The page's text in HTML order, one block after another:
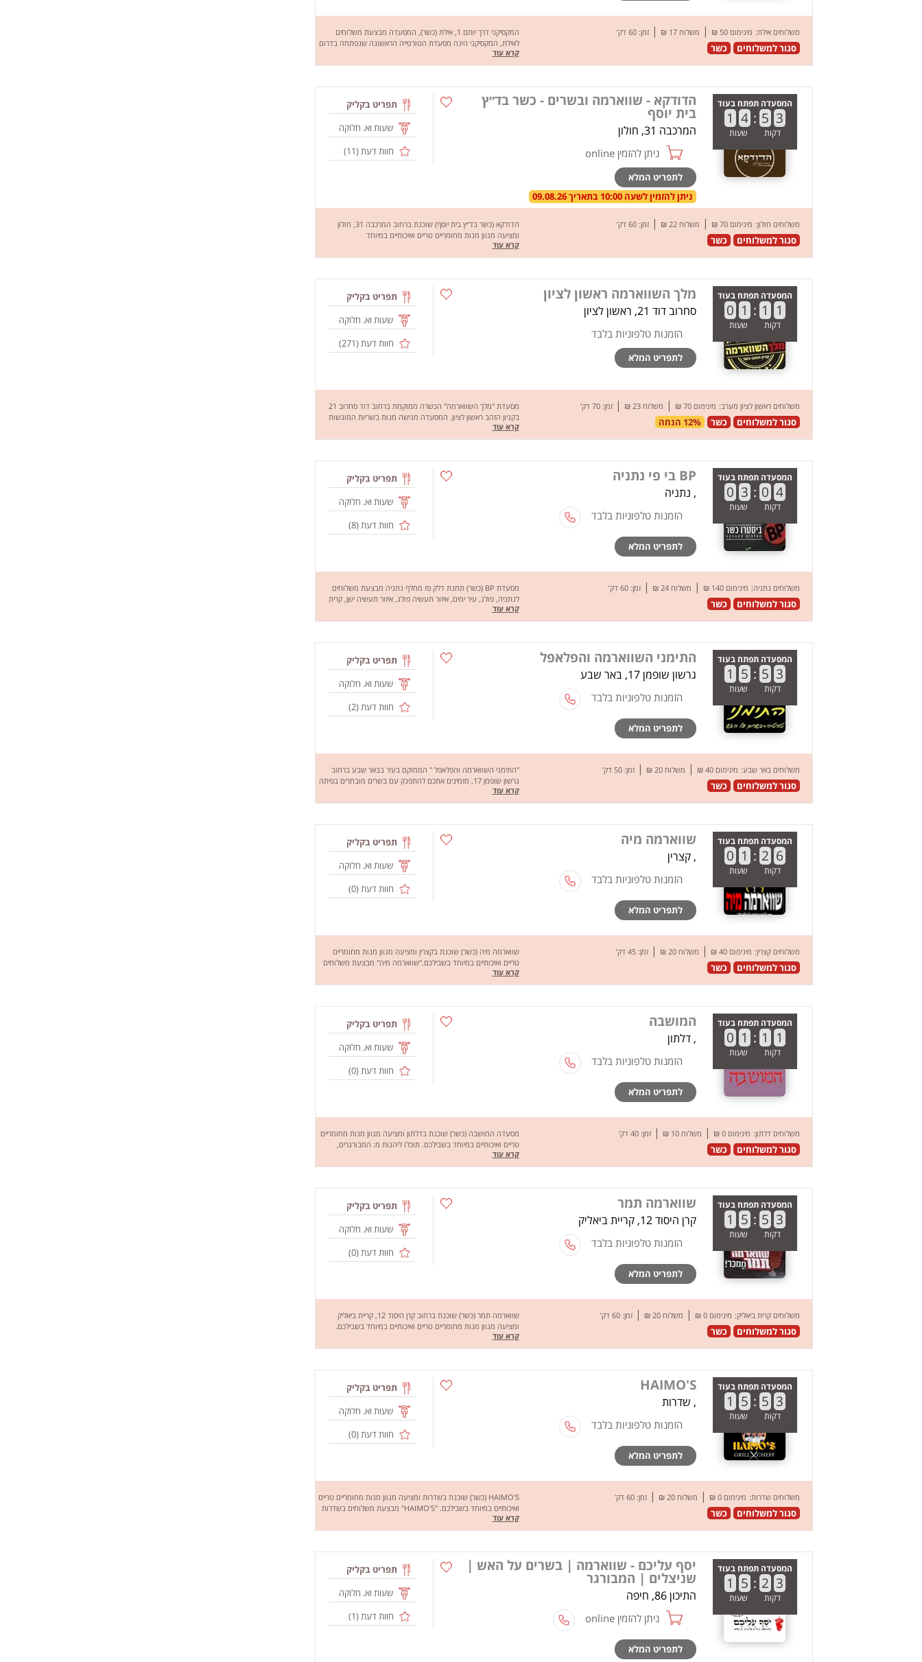
משלוחים אילת: מינימום 50 ₪ | משלוח 17 ₪ | זמן: 60 דק’
סגור למשלוחים כשר
המקסיקני דרך יותם 1, אילת (כשר), המסעדה מבצעת משלוחים
לאילת, המקסיקני הינה מסעדת הטורטייה הראשונה שנפתחה בדרום
והראשונה המקורית שנפתחה בארץ אשר באמת שמה דגש על
האוטנטיות של האוכל המקסיקני וצורת ההגשה החמה והמהירה.
קרא עוד
המסעדה תפתח בעוד
1 4 : 5 3
דקות שעות
הדודקא - שווארמה ובשרים - כשר בד״ץ
בית יוסף
המרכבה 31, חולון
ניתן להזמין online
לתפריט המלא
ניתן להזמין לשעה 10:00 בתאריך 09.08.26
תפריט בקליק
שעות וא. חלוקה
חוות דעת (11
)
משלוחים חולון: מינימום 70 ₪ | משלוח 22 ₪ | זמן: 60 דק’
סגור למשלוחים כשר
הדודקא (כשר בד״ץ בית יוסף) שוכנת ברחוב המרכבה 31, חולון
ומציעה מגוון מנות מחומריים טריים ואיכותיים במיוחד
בשבילכם."הדודקה" מבצעת משלוחים בחולון והסביבה. מחכים לכם
לחוויה מהנה, שיהיה בתאבון!
קרא עוד
המסעדה תפתח בעוד
0 1 : 1 1
דקות שעות
מלך השווארמה ראשון לציון
סחרוב דוד 21, ראשון לציון
הזמנות טלפוניות בלבד
לתפריט המלא
תפריט בקליק
שעות וא. חלוקה
חוות דעת (271
)
משלוחים ראשון לציון מערב: מינימום 70 ₪ | משלוח 23 ₪ | זמן: 70 דק’
סגור למשלוחים כשר 12% הנחה
מסעדת "מלך השווארמה" הכשרה ממוקמת ברחוב דוד סחרוב 21
בקניון הזהב ראשון לציון. המסעדה מגישה מנות בשריות המוגשות
בפיתה, לאפה, באגט או בחמגשית לפי בחירה כמו: שווארמה,
שווארמה כבש, שניצל, קבב, פרגיות ועוד... בנוסף, גם הצמחוניים
מציעה גם עסקיות וקומבינציות משתלמות. שיהיה בתיאבון!
קרא עוד
המסעדה תפתח בעוד
0 3 : 0 4
דקות שעות
BP בי פי נתניה
, נתניה
הזמנות טלפוניות בלבד
לתפריט המלא
תפריט בקליק
שעות וא. חלוקה
חוות דעת (8
)
משלוחים נתניה: מינימום 140 ₪ | משלוח 24 ₪ | זמן: 60 דק’
סגור למשלוחים כשר
מסעדת BP (כשר) תחנת דלק פז מחלף נתניה מבצעת משלוחים
לנתניה, פולג, עיר ימים, איזור תעשיה פולג, איזור תעשיה ישן, קרית
השרון המסעדה מציעה מגוון מנות טעימות כמו אסאדו, שווארמה,
כריכים והמבורגרים מבשר איכותי וטרי, מחכים לכם לחוויה מהנה
קרא עוד
המסעדה תפתח בעוד
1 5 : 5 3
דקות שעות
התימני השווארמה והפלאפל
גרשון שופמן 17, באר שבע
הזמנות טלפוניות בלבד
לתפריט המלא
תפריט בקליק
שעות וא. חלוקה
חוות דעת (2
)
משלוחים באר שבע: מינימום 40 ₪ | משלוח 20 ₪ | זמן: 50 דק’
סגור למשלוחים כשר
"התימני השווארמה והפלאפל " הממוקם בעיר בבאר שבע ברחוב
גרשון שופמן 17, מזמינים אתכם להתפנק עם בשרים מובחרים בפיתה
או בבגט כגון: פרגיות בפיתה, פלאפל בפיתה, חזה עוף בבגט, טונה
בבאגט, קבב בפיתה, המבורגר בגדלים של 100 גר', 200 גר', 300 גר'
למה אתם מחכים? שיהיה בתיאבון!
קרא עוד
המסעדה תפתח בעוד
0 1 : 2 6
דקות שעות
שווארמה מיה
, קצרין
הזמנות טלפוניות בלבד
לתפריט המלא
תפריט בקליק
שעות וא. חלוקה
חוות דעת (0
)
משלוחים קצרין: מינימום 40 ₪ | משלוח 20 ₪ | זמן: 45 דק’
סגור למשלוחים כשר
שווארמה מיה (כשר) שוכנת בקצרין ומציעה מגוון מנות מחומריים
טריים ואיכותיים במיוחד בשבילכם."שווארמה מיה" מבצעת משלוחים
בקצרין והסביבה. מחכים לכם לחוויה מהנה, שיהיה בתאבון!
קרא עוד
המסעדה תפתח בעוד
0 1 : 1 1
דקות שעות
המושבה
, דלתון
הזמנות טלפוניות בלבד
לתפריט המלא
תפריט בקליק
שעות וא. חלוקה
חוות דעת (0
)
משלוחים דלתון: מינימום 0 ₪ | משלוח 10 ₪ | זמן: 40 דק’
סגור למשלוחים כשר
מסעדה המושבה (כשר) שוכנת בדלתון ומציעה מגוון מנות מחומריים
טריים ואיכותיים במיוחד בשבילכם. תוכלו ליהנות מ: המבורגרים,
שניצלים, בוריקה, סלטים, פלאפל ועוד. וכדי שתוכלו ליהנות ממגוון
המנות הטעימות "המושבה" מבצעת משלוחים בדלתון. מחכים לכם
קרא עוד
המסעדה תפתח בעוד
1 5 : 5 3
דקות שעות
שווארמה תמר
קרן היסוד 12, קריית ביאליק
הזמנות טלפוניות בלבד
לתפריט המלא
תפריט בקליק
שעות וא. חלוקה
חוות דעת (0
)
משלוחים קרית ביאליק: מינימום 0 ₪ | משלוח 20 ₪ | זמן: 60 דק’
סגור למשלוחים כשר
שווארמה תמר (כשר) שוכנת ברחוב קרן היסוד 12, קריית ביאליק
ומציעה מגוון מנות מחומריים טריים ואיכותיים במיוחד בשבילכם.
"שווארמה תמר"מחרים הכי זולים מבצעת משלוחים בקריית ביאליק
והסביבה. מחכים לכם לחוויה מהנה, שיהיה בתאבון!
קרא עוד
המסעדה תפתח בעוד
1 5 : 5 3
דקות שעות
HAIMO'S
, שדרות
הזמנות טלפוניות בלבד
לתפריט המלא
תפריט בקליק
שעות וא. חלוקה
חוות דעת (0
)
משלוחים שדרות: מינימום 0 ₪ | משלוח 20 ₪ | זמן: 60 דק’
סגור למשלוחים כשר
HAIMO'S (כשר) שוכנת בשדרות ומציעה מגוון מנות מחומריים טריים
ואיכותיים במיוחד בשבילכם. "HAIMO'S" מבצעת משלוחים בשדרות
והסביבה. מחכים לכם לחוויה מהנה, שיהיה בתאבון!
קרא עוד
המסעדה תפתח בעוד
1 5 : 2 3
דקות שעות
יסף עליכם - שווארמה | בשרים על האש |
שניצלים | המבורגר
התיכון 86, חיפה
ניתן להזמין online
לתפריט המלא
תפריט בקליק
שעות וא. חלוקה
חוות דעת (1
)